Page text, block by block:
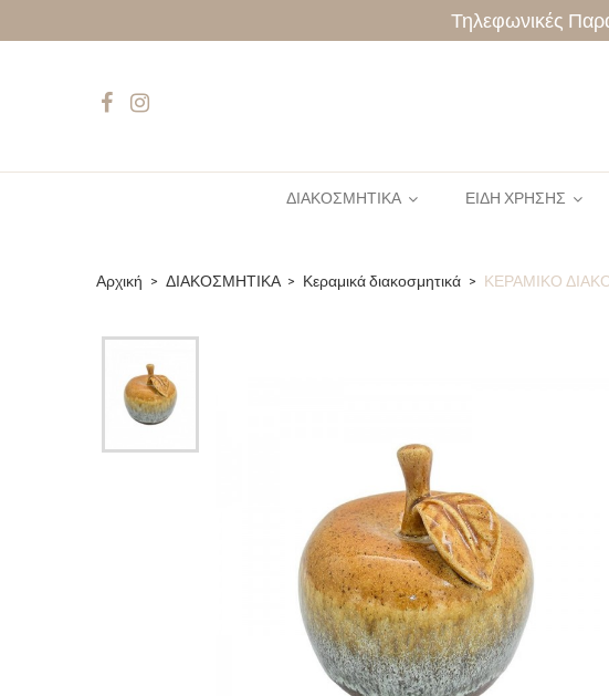
Τηλεφωνικές
ΔΙΑΚΟΣΜΗΤΙΚΑ ΕΙΔΗ ΧΡΗΣΗΣ
Αρχική ΔΙΑΚΟΣΜΗΤΙΚΑ Κεραμικά διακοσμητικά ΚΕΡΑΜΙΚΟ